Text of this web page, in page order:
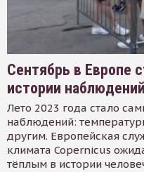
Сентябрь в Европе
истории наблюдений
Лето 2023 года стало
наблюдений:
другим. Европейская
климата Copernicus
тёплым в истории